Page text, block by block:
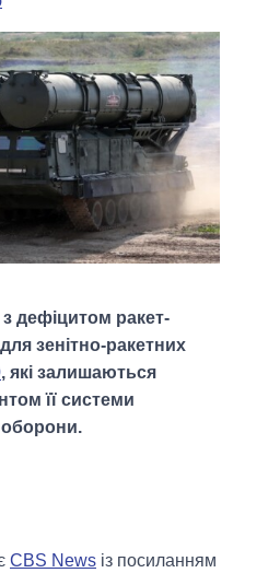
з дефіцитом ракет-
зенітно-ракетних
, які залишаються
її системи
оборони.
CBS News із посиланням